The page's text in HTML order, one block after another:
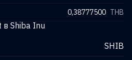
0,38777500 THB
Shiba Inu
SHIB